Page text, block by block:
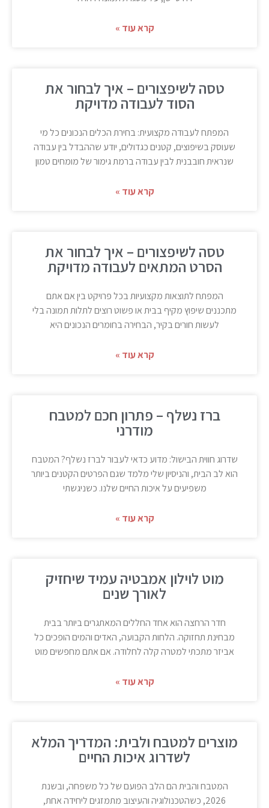
קרא עוד »
טסה לשיפצורים – איך לבחור את
הסוד לעבודה מדויקת
המפתח לעבודה מקצועית: בחירת הכלים הנכונים כל מי
שעוסק בשיפוצים, קטנים כגדולים, יודע שההבדל בין עבודה
שנראית חובבנית לבין עבודה ברמת גימור של מומחים טמון
קרא עוד »
טסה לשיפצורים – איך לבחור את
הסרט המתאים לעבודה מדויקת
המפתח לתוצאות מקצועיות בכל פרויקט בין אם אתם
מתכננים שיפוץ מקיף בבית או פשוט רוצים לתלות תמונה בלי
לעשות חורים בקיר, הבחירה בחומרים הנכונים היא
קרא עוד »
ברז נשלף – פתרון חכם למטבח
מודרני
שדרוג חווית הבישול: מדוע כדאי לעבור לברז נשלף? המטבח
הוא לב הבית, והניסיון שלי מלמד שגם הפרטים הקטנים ביותר
משפיעים על איכות החיים שלנו. כשניגשתי
קרא עוד »
מוט לוילון אמבטיה עמיד שיחזיק
לאורך שנים
חדר הרחצה הוא אחד החללים המאתגרים ביותר בבית
מבחינת תחזוקה. הלחות הקבועה, האדים והמים הופכים כל
אביזר מתכתי למטרה קלה לחלודה. אם אתם מחפשים מוט
קרא עוד »
מוצרים למטבח ולבית: המדריך המלא
לשדרוג איכות החיים
המטבח והבית הם הלב הפועם של כל משפחה, ובשנת
2026, כשהטכנולוגיה והעיצוב מתמזגים ליחידה אחת,